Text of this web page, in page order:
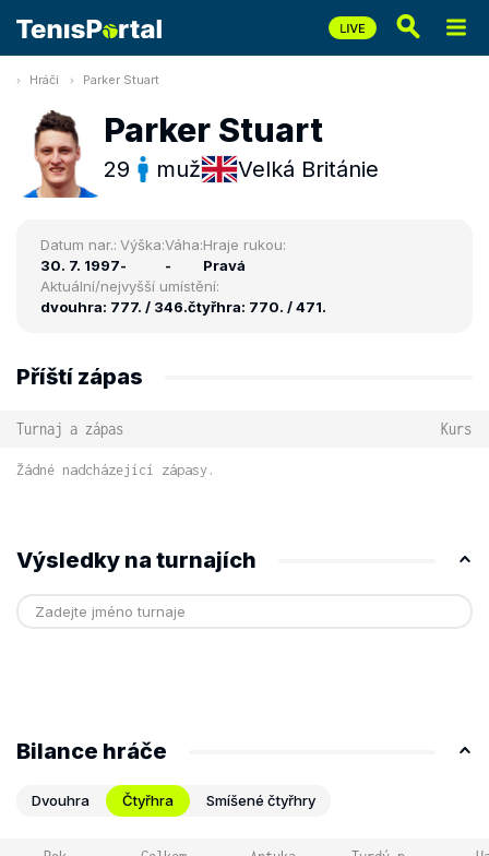
Hráči Parker Stuart
Parker Stuart
29 muž Velká Británie
Datum nar.:
30. 7. 1997
Výška:
-
Váha:
-
Hraje rukou:
Pravá
Aktuální/nejvyšší umístění:
dvouhra: 777. / 346.čtyřhra: 770. / 471.
Příští zápas
Turnaj a zápas Kurs
Žádné nadcházející zápasy.
Výsledky na turnajích
Bilance hráče
Dvouhra Čtyřhra Smíšené čtyřhry